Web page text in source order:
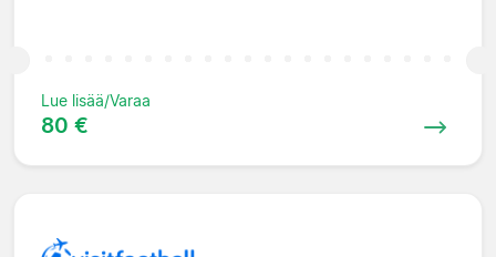
Lue lisää/Varaa
80 €